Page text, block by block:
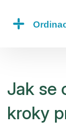
Jak se
kroky